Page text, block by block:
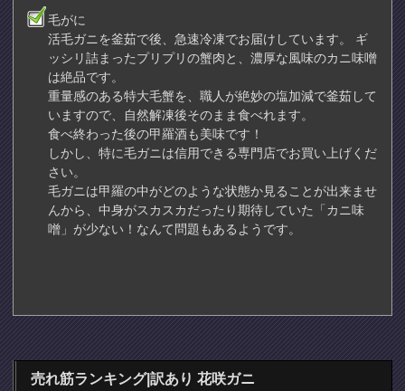
毛がに
活毛ガニを釜茹で後、急速冷凍でお届けしています。 ギ
ッシリ詰まったプリプリの蟹肉と、濃厚な風味のカニ味噌
は絶品です。
重量感のある特大毛蟹を、職人が絶妙の塩加減で釜茹して
いますので、自然解凍後そのまま食べれます。
食べ終わった後の甲羅酒も美味です！
しかし、特に毛ガニは信用できる専門店でお買い上げくだ
さい。
毛ガニは甲羅の中がどのような状態か見ることが出来ませ
んから、中身がスカスカだったり期待していた「カニ味
噌」が少ない！なんて問題もあるようです。
売れ筋ランキング|訳あり 花咲ガニ